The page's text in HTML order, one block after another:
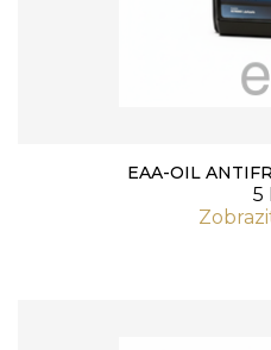
EAA-OIL
5